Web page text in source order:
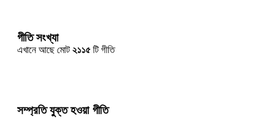
গীতি সংখ্যা
এখানে আছে মোট২১১৫ টি গীতি
সম্প্রতি যুক্ত হওয়া গীতি